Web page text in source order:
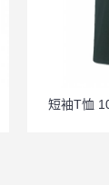
短袖T恤